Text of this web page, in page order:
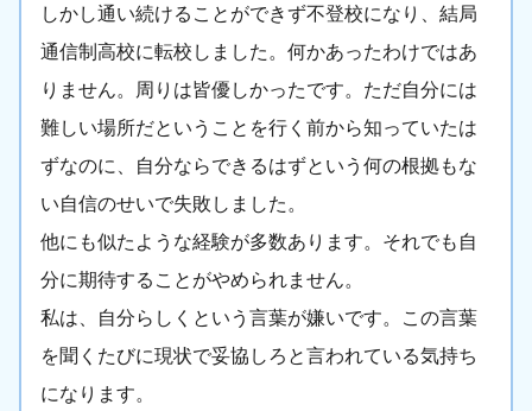
しかし通い続けることができず不登校になり、結局
通信制高校に転校しました。何かあったわけではあ
りません。周りは皆優しかったです。ただ自分には
難しい場所だということを行く前から知っていたは
ずなのに、自分ならできるはずという何の根拠もな
い自信のせいで失敗しました。
他にも似たような経験が多数あります。それでも自
分に期待することがやめられません。
私は、自分らしくという言葉が嫌いです。この言葉
を聞くたびに現状で妥協しろと言われている気持ち
になります。